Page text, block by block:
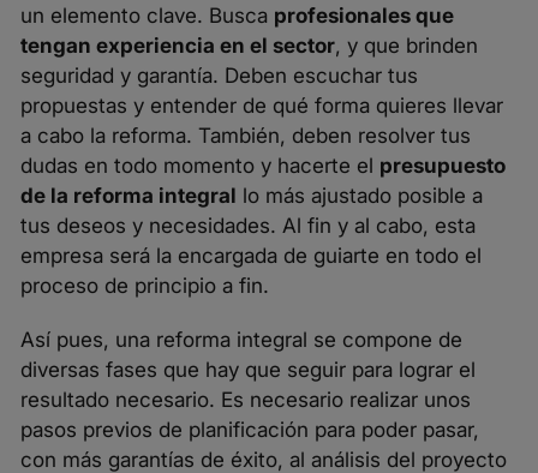
un elemento clave. Busca profesionales que
tengan experiencia en el sector, y que brinden
seguridad y garantía. Deben escuchar tus
propuestas y entender de qué forma quieres llevar
a cabo la reforma. También, deben resolver tus
dudas en todo momento y hacerte el presupuesto
de la reforma integral lo más ajustado posible a
tus deseos y necesidades. Al fin y al cabo, esta
empresa será la encargada de guiarte en todo el
proceso de principio a fin.
Así pues, una reforma integral se compone de
diversas fases que hay que seguir para lograr el
resultado necesario. Es necesario realizar unos
pasos previos de planificación para poder pasar,
con más garantías de éxito, al análisis del proyecto